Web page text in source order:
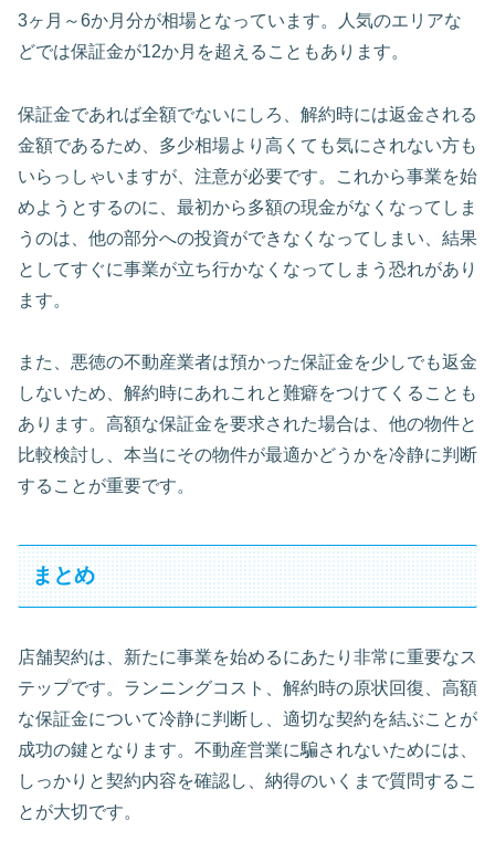
3ヶ月～6か月分が相場となっています。人気のエリアな
どでは保証金が12か月を超えることもあります。
保証金であれば全額でないにしろ、解約時には返金される
金額であるため、多少相場より高くても気にされない方も
いらっしゃいますが、注意が必要です。これから事業を始
めようとするのに、最初から多額の現金がなくなってしま
うのは、他の部分への投資ができなくなってしまい、結果
としてすぐに事業が立ち行かなくなってしまう恐れがあり
ます。
また、悪徳の不動産業者は預かった保証金を少しでも返金
しないため、解約時にあれこれと難癖をつけてくることも
あります。高額な保証金を要求された場合は、他の物件と
比較検討し、本当にその物件が最適かどうかを冷静に判断
することが重要です。
まとめ
店舗契約は、新たに事業を始めるにあたり非常に重要なス
テップです。ランニングコスト、解約時の原状回復、高額
な保証金について冷静に判断し、適切な契約を結ぶことが
成功の鍵となります。不動産営業に騙されないためには、
しっかりと契約内容を確認し、納得のいくまで質問するこ
とが大切です。